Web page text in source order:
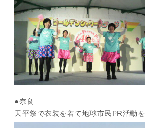
●奈良
天平祭で衣装を着て地球市民PR活動を